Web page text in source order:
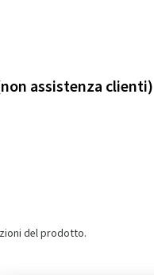
assistenza clienti)
del prodotto.